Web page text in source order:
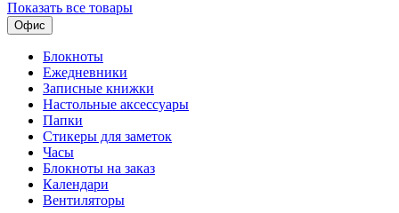
Показать все товары
Офис
Блокноты
Ежедневники
Записные книжки
Настольные аксессуары
Папки
Стикеры для заметок
Часы
Блокноты на заказ
Календари
Вентиляторы